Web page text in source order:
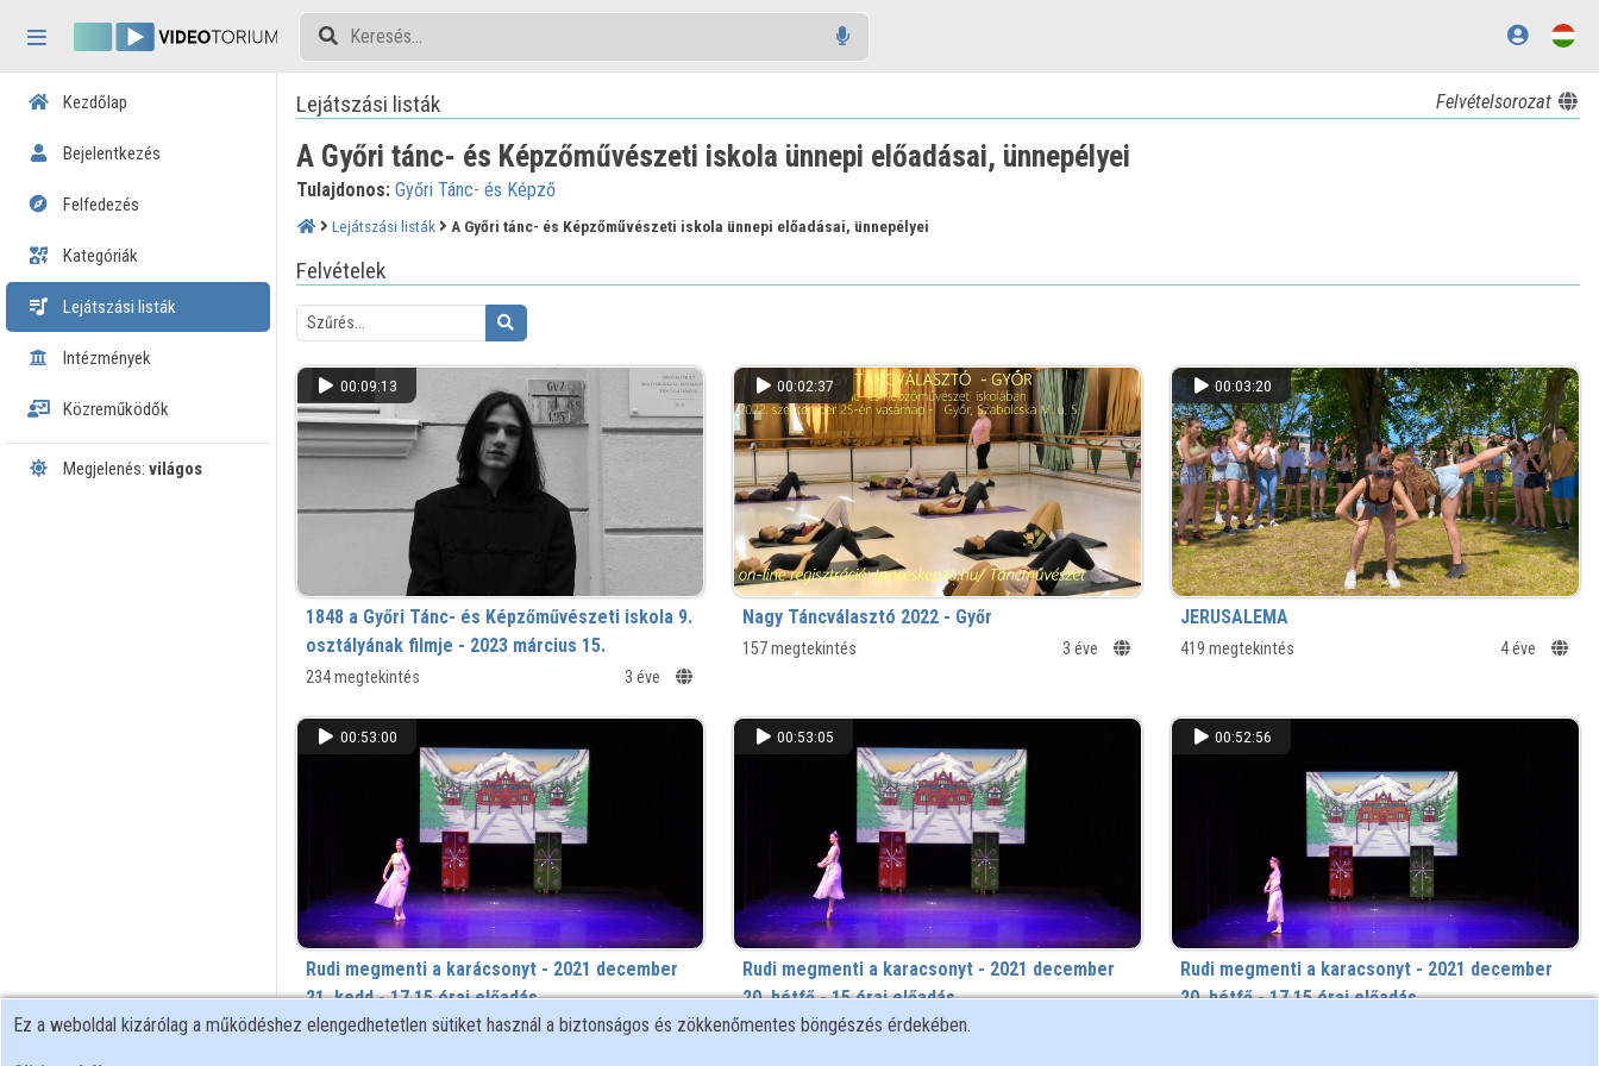
Tartalom kihagyása
Kezdőlap
Bejelentkezés
Felfedezés
Kategóriák
Lejátszási listák
Intézmények
Közreműködők
Megjelenés: világos
Lejátszási listák Felvételsorozat
A Győri tánc- és Képzőművészeti iskola ünnepi előadásai, ünnepélyei
Tulajdonos: Győri Tánc- és Képző
Lejátszási listák A Győri tánc- és Képzőművészeti iskola ünnepi előadásai, ünnepélyei
Felvételek
00:09:13
1848 a Győri Tánc- és Képzőművészeti iskola 9.
osztályának filmje - 2023 március 15.
234 megtekintés 3 éve
00:02:37
Nagy Táncválasztó 2022 - Győr
157 megtekintés 3 éve
00:03:20
JERUSALEMA
419 megtekintés 4 éve
00:53:00
Rudi megmenti a karácsonyt - 2021 december
21. kedd - 17.15 órai előadás
444 megtekintés 4 éve
00:53:05
Rudi megmenti a karacsonyt - 2021 december
20. hétfő - 15 órai előadás
372 megtekintés
00:52:56
Rudi megmenti a karacsonyt - 2021 december
20. hétfő - 17.15 órai előadás
Ez a weboldal kizárólag a működéshez elengedhetetlen sütiket használ a biztonságos és zökkenőmentes böngészés érdekében.